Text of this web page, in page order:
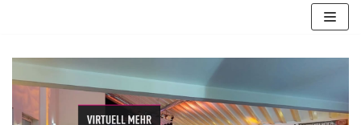
Inhalt
springen